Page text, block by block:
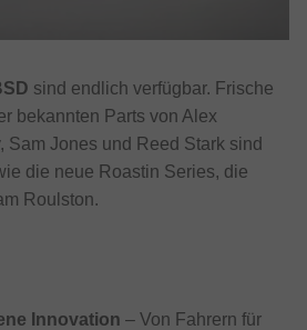
sind endlich verfügbar. Frische
bekannten Parts von Alex
Sam Jones und Reed Stark sind
die neue Roastin Series, die
Roulston.
Innovation – Von Fahrern für